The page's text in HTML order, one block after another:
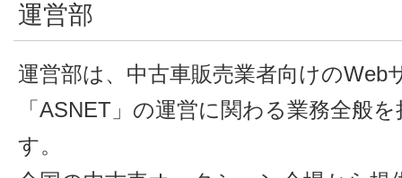
運営部
運営部は、中古車販売業者向けのWeb
「ASNET」の運営に関わる業務全般
す。